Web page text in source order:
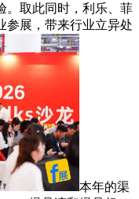
。取此同时，利乐、菲
参展，带来行业立异处
本年的渠